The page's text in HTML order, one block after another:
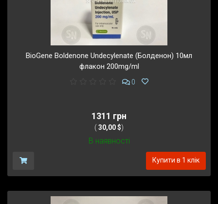
BioGene Boldenone Undecylenate (Болденон) 10мл
флакон 200mg/ml
0
1311 грн
(30,00 $)
В наявності
Купити в 1 клік